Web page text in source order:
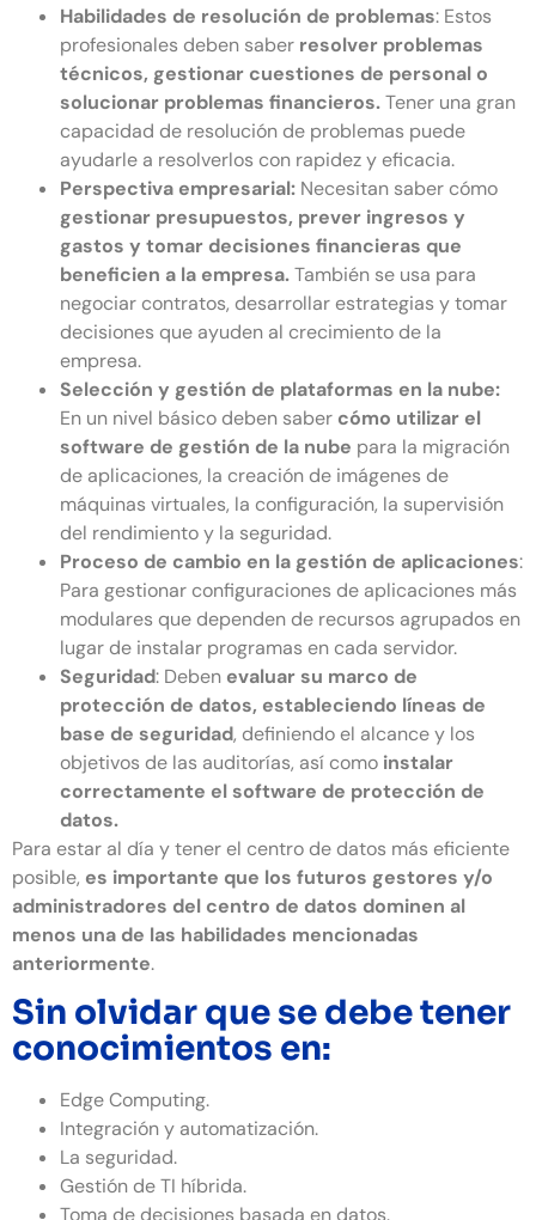
Habilidades de resolución de problemas: Estos
profesionales deben saber resolver problemas
técnicos, gestionar cuestiones de personal o
solucionar problemas financieros.Tener una gran
capacidad de resolución de problemas puede
ayudarle a resolverlos con rapidez y eficacia.
Perspectiva empresarial: Necesitan saber cómo
gestionar presupuestos, prever ingresos y
gastos y tomar decisiones financieras que
beneficien a la empresa.También se usa para
negociar contratos, desarrollar estrategias y tomar
decisiones que ayuden al crecimiento de la
empresa.
Selección y gestión de plataformas en la nube:
En un nivel básico deben saber cómo utilizar el
software de gestión de la nube para la migración
de aplicaciones, la creación de imágenes de
máquinas virtuales, la configuración, la supervisión
del rendimiento y la seguridad.
Proceso de cambio en la gestión de aplicaciones:
Para gestionar configuraciones de aplicaciones más
modulares que dependen de recursos agrupados en
lugar de instalar programas en cada servidor.
Seguridad: Deben evaluar su marco de
protección de datos, estableciendo líneas de
base de seguridad, definiendo el alcance y los
objetivos de las auditorías, así como instalar
correctamente el software de protección de
datos.
Para estar al día y tener el centro de datos más eficiente
posible, es importante que los futuros gestores y/o
administradores del centro de datos dominen al
menos una de las habilidades mencionadas
anteriormente.
Sin olvidar que se debe tener
conocimientos en:
Edge Computing.
Integración y automatización.
La seguridad.
Gestión de TI híbrida.
Toma de decisiones basada en datos.